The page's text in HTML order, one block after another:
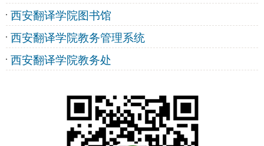
西安翻译学院图书馆
西安翻译学院教务管理系统
西安翻译学院教务处